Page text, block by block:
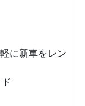
に新車をレン